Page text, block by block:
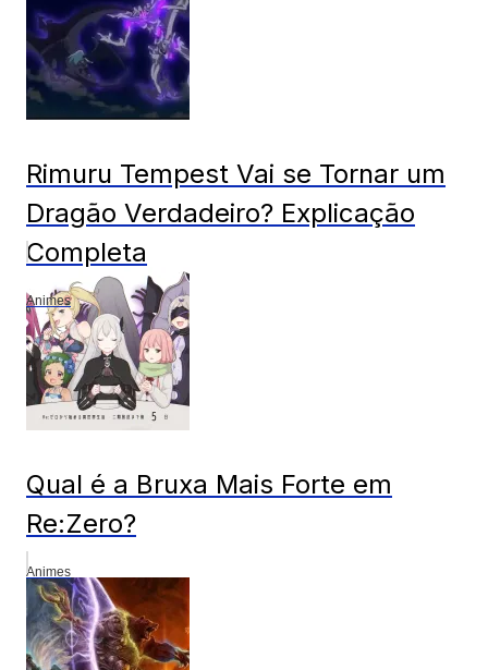
Rimuru Tempest Vai se Tornar um
Dragão Verdadeiro? Explicação
Completa
Animes
Qual é a Bruxa Mais Forte em
Re:Zero?
Animes